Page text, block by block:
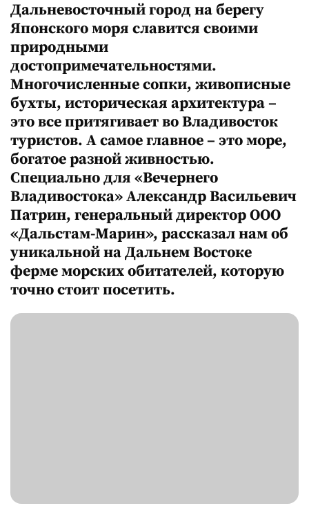
Дальневосточный город на берегу
Японского моря славится своими
природными
достопримечательностями.
Многочисленные сопки, живописные
бухты, историческая архитектура –
это все притягивает во Владивосток
туристов. А самое главное – это море,
богатое разной живностью.
Специально для «Вечернего
Владивостока» Александр Васильевич
Патрин, генеральный директор ООО
«Дальстам-Марин», рассказал нам об
уникальной на Дальнем Востоке
ферме морских обитателей, которую
точно стоит посетить.